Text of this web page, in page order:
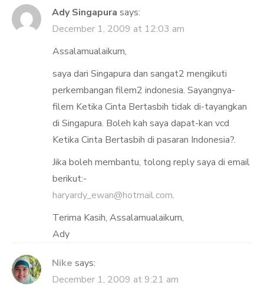
Ady Singapura says:
December 1, 2009 at 12:03 am
Assalamualaikum,
saya dari Singapura dan sangat2 mengikuti
perkembangan filem2 indonesia. Sayangnya-
filem Ketika Cinta Bertasbih tidak di-tayangkan
di Singapura. Boleh kah saya dapat-kan vcd
Ketika Cinta Bertasbih di pasaran Indonesia?.
Jika boleh membantu, tolong reply saya di email
berikut:-
haryardy_ewan@hotmail.com.
Terima Kasih, Assalamualaikum,
Ady
Nike says:
December 1, 2009 at 9:21 am